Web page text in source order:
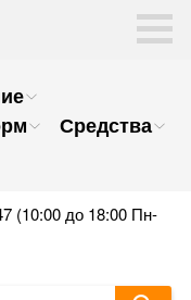
Средства
(10:00 до 18:00 Пн-